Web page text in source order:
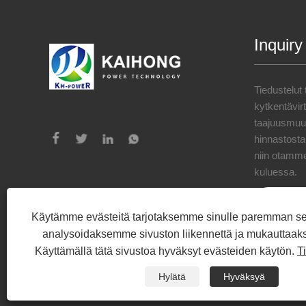
Tiedustelut
niin
kuluessa.
Copyright © 2023 Yangzhou Kaihong
Käytämme evästeitä tarjotaksemme sinulle paremman
analysoidaksemme sivuston liikennettä ja
Käyttämällä tätä sivustoa hyväksyt evästeiden käytön.
Hylätä Hyväksyä